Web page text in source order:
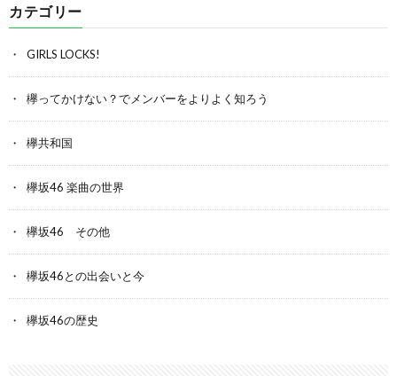
カテゴリー
GIRLS LOCKS!
欅ってかけない？でメンバーをよりよく知ろう
欅共和国
欅坂46 楽曲の世界
欅坂46 その他
欅坂46との出会いと今
欅坂46の歴史